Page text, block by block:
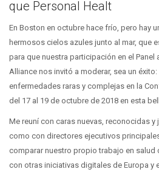
que Personal Healt
En Boston en octubre hace frío, pero hay
hermosos cielos azules junto al mar, que
para que nuestra participación en el Panel
Alliance nos invitó a moderar, sea un
enfermedades raras y complejas en la
del 17 al 19 de octubre de 2018 en esta
Me reuní con caras nuevas, reconocidas
como con directores ejecutivos
comparar nuestro propio trabajo en salud
con otras iniciativas digitales de Europa y